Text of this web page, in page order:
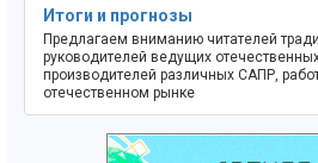
Итоги и прогнозы
Предлагаем вниманию читателей
руководителей ведущих
производителей различных САПР,
отечественном рынке